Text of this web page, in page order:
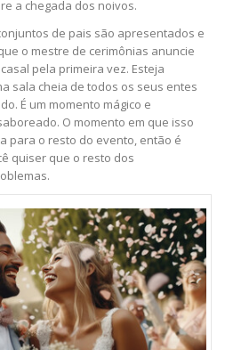
a chegada dos noivos.
de pais são apresentados e
o mestre de cerimônias anuncie
pela primeira vez. Esteja
sala cheia de todos os seus entes
É um momento mágico e
O momento em que isso
para o resto do evento, então é
quiser que o resto dos